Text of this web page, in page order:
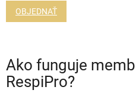
OBJEDNAŤ
Ako funguje
RespiPro?